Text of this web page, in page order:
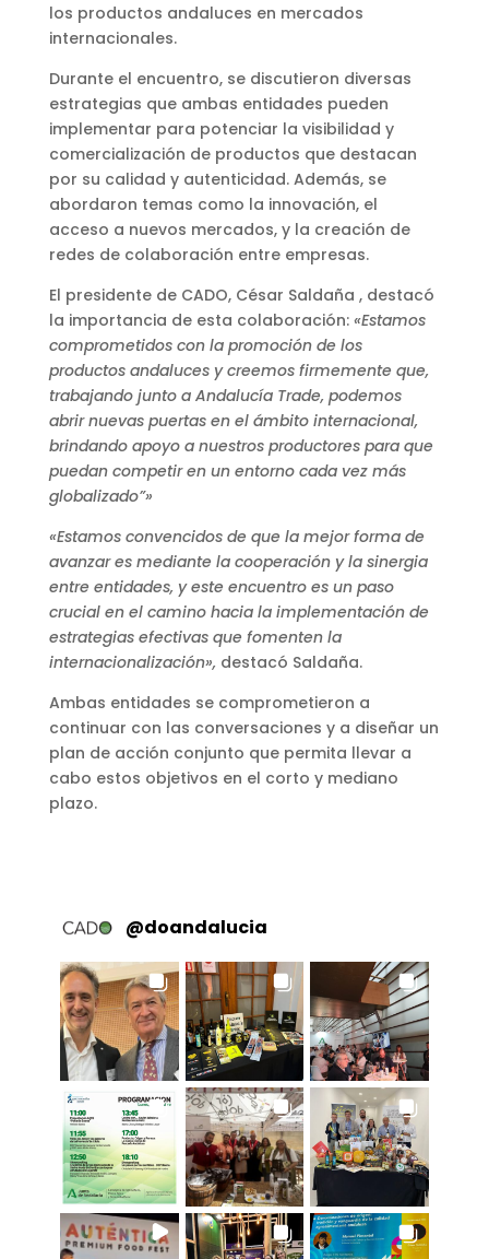
los productos andaluces en mercados
internacionales.
Durante el encuentro, se discutieron diversas
estrategias que ambas entidades pueden
implementar para potenciar la visibilidad y
comercialización de productos que destacan
por su calidad y autenticidad. Además, se
abordaron temas como la innovación, el
acceso a nuevos mercados, y la creación de
redes de colaboración entre empresas.
El presidente de CADO, César Saldaña , destacó
la importancia de esta colaboración: «Estamos
comprometidos con la promoción de los
productos andaluces y creemos firmemente que,
trabajando junto a Andalucía Trade, podemos
abrir nuevas puertas en el ámbito internacional,
brindando apoyo a nuestros productores para que
puedan competir en un entorno cada vez más
globalizado”»
«Estamos convencidos de que la mejor forma de
avanzar es mediante la cooperación y la sinergia
entre entidades, y este encuentro es un paso
crucial en el camino hacia la implementación de
estrategias efectivas que fomenten la
internacionalización», destacó Saldaña.
Ambas entidades se comprometieron a
continuar con las conversaciones y a diseñar un
plan de acción conjunto que permita llevar a
cabo estos objetivos en el corto y mediano
plazo.
@doandalucia